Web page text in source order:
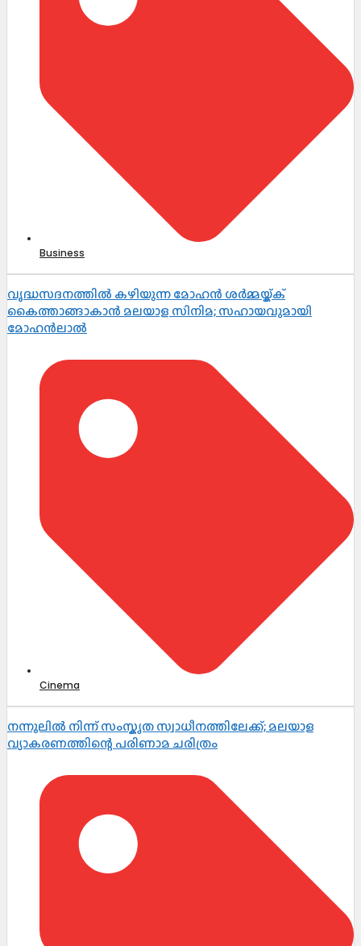
Business
വൃദ്ധസദനത്തിൽ കഴിയുന്ന മോഹൻ ശർമ്മയ്ക്ക്
കൈത്താങ്ങാകാൻ മലയാള സിനിമ; സഹായവുമായി
മോഹൻലാൽ
Cinema
നന്നൂലിൽ നിന്ന് സംസ്കൃത സ്വാധീനത്തിലേക്ക്; മലയാള
വ്യാകരണത്തിന്റെ പരിണാമ ചരിത്രം